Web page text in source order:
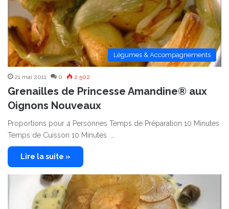
Légumes & Accompagnements
21 mai 2011 0 2 502
Grenailles de Princesse Amandine® aux
Oignons Nouveaux
Proportions pour 4 Personnes Temps de Préparation 10 Minutes
Temps de Cuisson 10 Minutes …
Lire la suite »